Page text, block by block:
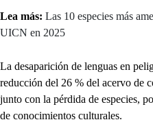
Lea más: Las 10 especies más
UICN en 2025
La desaparición de lenguas en
reducción del 26 % del acervo de
junto con la pérdida de especies,
de conocimientos culturales.